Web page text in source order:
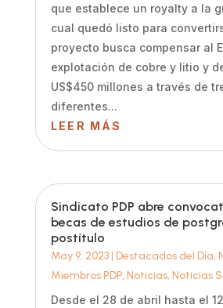
que establece un royalty a la
cual quedó listo para
proyecto busca compensar al
explotación de cobre y litio y
US$450 millones a través de
diferentes...
LEER MÁS
Sindicato PDP abre
becas de estudios de
postítulo
May 9, 2023| Destacados del Día,
Miembros PDP, Noticias, Noticias
Desde el 28 de abril hasta el